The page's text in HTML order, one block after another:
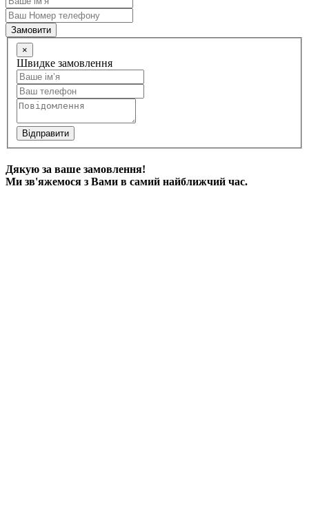
Замовити
×
Швидке замовлення
Відправити
Дякую за ваше замовлення!
Ми зв'яжемося з Вами в самий найближчий час.